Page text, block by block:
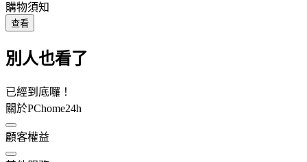
購物須知
查看
別人也看了
已經到底囉！
關於PChome24h
顧客權益